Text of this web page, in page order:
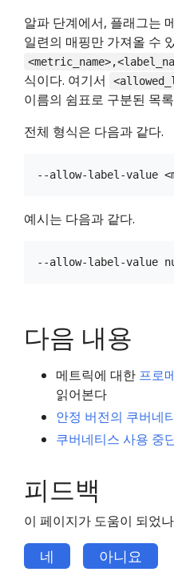
알파 단계에서, 플래그는
일련의 매핑만 가져올 수
식이다. 여기서
이름의 쉼표로 구분된 목
전체 형식은 다음과 같다.
예시는 다음과 같다.
다음 내용
메트릭에 대한 프로
읽어본다
안정 버전의 쿠버네
쿠버네티스 사용 중
피드백
이 페이지가 도움이 되었
네 아니요